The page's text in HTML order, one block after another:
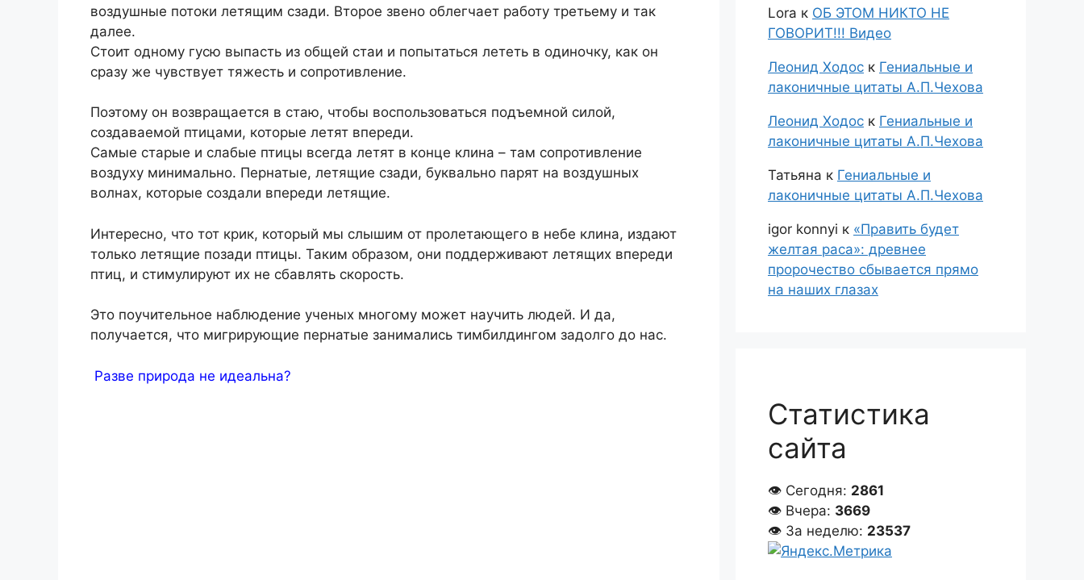
воздушные потоки летящим сзади. Второе звено облегчает работу третьему и так
далее.
Стоит одному гусю выпасть из общей стаи и попытаться лететь в одиночку, как он
сразу же чувствует тяжесть и сопротивление.
Поэтому он возвращается в стаю, чтобы воспользоваться подъемной силой,
создаваемой птицами, которые летят впереди.
Самые старые и слабые птицы всегда летят в конце клина – там сопротивление
воздуху минимально. Пернатые, летящие сзади, буквально парят на воздушных
волнах, которые создали впереди летящие.
Интересно, что тот крик, который мы слышим от пролетающего в небе клина, издают
только летящие позади птицы. Таким образом, они поддерживают летящих впереди
птиц, и стимулируют их не сбавлять скорость.
Это поучительное наблюдение ученых многому может научить людей. И да,
получается, что мигрирующие пернатые занимались тимбилдингом задолго до нас.
Разве природа не идеальна?
Lora к ОБ ЭТОМ НИКТО НЕ
ГОВОРИТ!!! Видео
Леонид Ходос к Гениальные и
лаконичные цитаты А.П.Чехова
Леонид Ходос к Гениальные и
лаконичные цитаты А.П.Чехова
Татьяна к Гениальные и
лаконичные цитаты А.П.Чехова
igor konnyi к «Править будет
желтая раса»: древнее
пророчество сбывается прямо
на наших глазах
Статистика
сайта
👁 Сегодня: 2861
👁 Вчера: 3669
👁 За неделю: 23537